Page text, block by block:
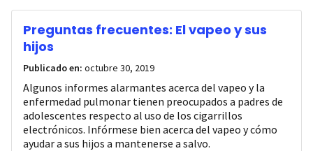
Preguntas frecuentes: El vapeo y sus
hijos
Publicado en: octubre 30, 2019
Algunos informes alarmantes acerca del vapeo y la
enfermedad pulmonar tienen preocupados a padres de
adolescentes respecto al uso de los cigarrillos
electrónicos. Infórmese bien acerca del vapeo y cómo
ayudar a sus hijos a mantenerse a salvo.